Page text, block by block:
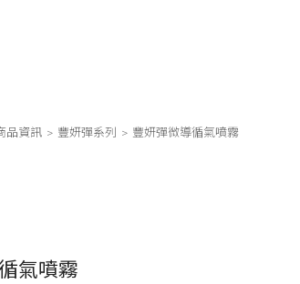
品資訊 豐妍彈系列 豐妍彈微導循氣噴霧
氣噴霧